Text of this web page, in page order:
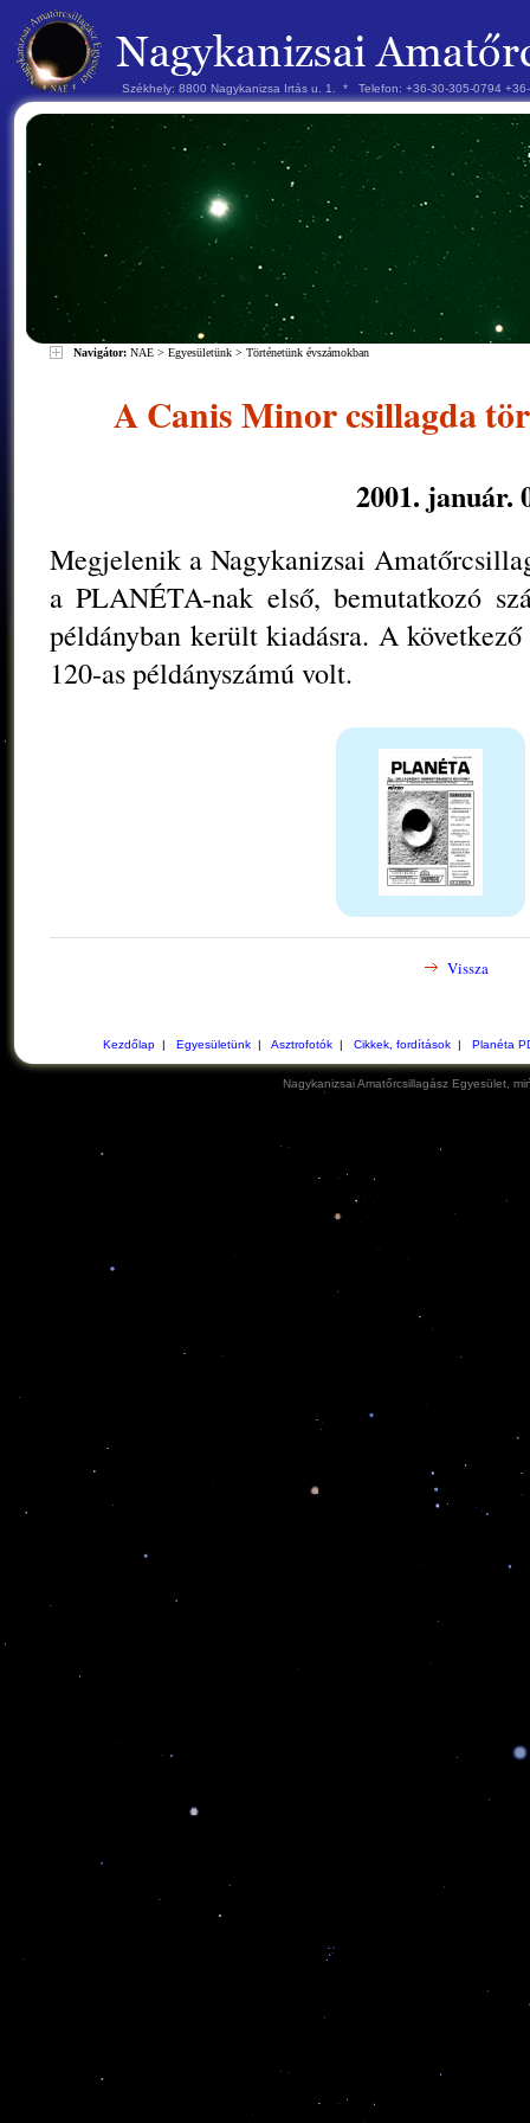
Székhely: 8800 Nagykanizsa Irtás u. 1. * Telefon: +36-30-305-0794
Navigátor: NAE > Egyesületünk > Történetünk évszámokban
A Canis Minor csillagda
2001. január.
Megjelenik a Nagykanizsai
a PLANÉTA-nak első, bemutatkozó
példányban került kiadásra. A
120-as példányszámú volt.
Vissza
Kezdőlap| Egyesületünk| Asztrofotók| Cikkek, fordítások| Planéta
Nagykanizsai Amatőrcsillagász Egyesület,